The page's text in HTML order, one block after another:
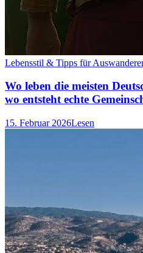
Lebensstil & Tipps für
Wo leben die meisten
wo entsteht echte
15. Februar 2026Lesen